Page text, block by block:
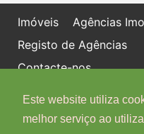
Este website utiliza
melhor serviço ao
Imóveis
Agências
Registo de Agências
Contacte-nos
Política de proteção de dados
Livro de Reclamações online
Centro de Informação,